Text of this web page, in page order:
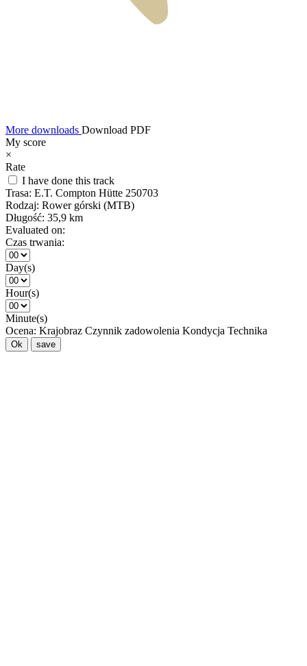
More downloads Download PDF
My score
×
Rate
I have done this track
Trasa: E.T. Compton Hütte 250703
Rodzaj: Rower górski (MTB)
Długość: 35,9 km
Evaluated on:
Czas trwania:
Day(s)
Hour(s)
Minute(s)
Ocena: Krajobraz Czynnik zadowolenia Kondycja Technika
Ok save